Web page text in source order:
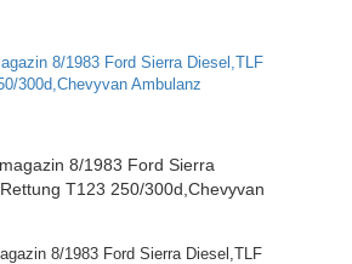
8/1983 Ford Sierra
T123 250/300d,Chevyvan
8/1983 Ford Sierra Diesel,TLF